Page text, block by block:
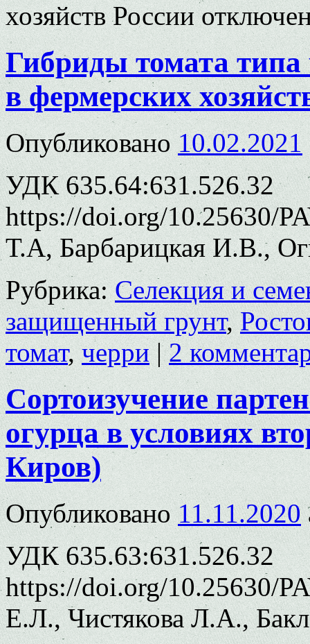
хозяйств России
Гибриды томата
в фермерских
Опубликовано 10.02.2021
УДК 635.64:631.526.32
https://doi.org/10.25630/
Т.А, Барбарицкая И.В.,
Рубрика: Селекция и
защищенный грунт,
томат,черри | 2
Сортоизучение
огурца в условиях
Киров)
Опубликовано 11.11.2020
УДК 635.63:631.526.32
https://doi.org/10.25630/
Е.Л., Чистякова Л.А.,